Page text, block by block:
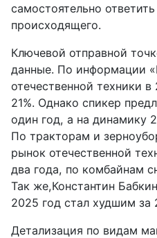
самостоятельно
происходящего.
Ключевой отправной
данные. По информации
отечественной техники
21%. Однако спикер
один год, а на динамику
По тракторам и
рынок отечественной
два года, по комбайнам
Так же,Константин
2025 год стал худшим за
Детализация по видам